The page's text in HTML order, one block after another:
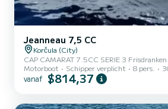
Jeanneau 7,5 CC
Korčula (City)
CAP CAMARAT 7.5CC
Motorboot
Schipper verplicht 8 pers.
vanaf $814,37